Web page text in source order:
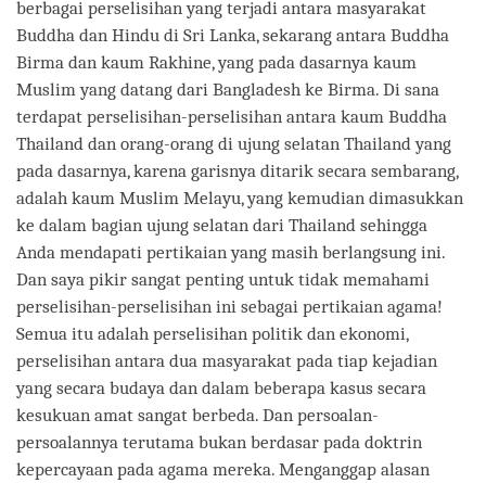
berbagai perselisihan yang terjadi antara masyarakat
Buddha dan Hindu di Sri Lanka, sekarang antara Buddha
Birma dan kaum Rakhine, yang pada dasarnya kaum
Muslim yang datang dari Bangladesh ke Birma. Di sana
terdapat perselisihan-perselisihan antara kaum Buddha
Thailand dan orang-orang di ujung selatan Thailand yang
pada dasarnya, karena garisnya ditarik secara sembarang,
adalah kaum Muslim Melayu, yang kemudian dimasukkan
ke dalam bagian ujung selatan dari Thailand sehingga
Anda mendapati pertikaian yang masih berlangsung ini.
Dan saya pikir sangat penting untuk tidak memahami
perselisihan-perselisihan ini sebagai pertikaian agama!
Semua itu adalah perselisihan politik dan ekonomi,
perselisihan antara dua masyarakat pada tiap kejadian
yang secara budaya dan dalam beberapa kasus secara
kesukuan amat sangat berbeda. Dan persoalan-
persoalannya terutama bukan berdasar pada doktrin
kepercayaan pada agama mereka. Menganggap alasan